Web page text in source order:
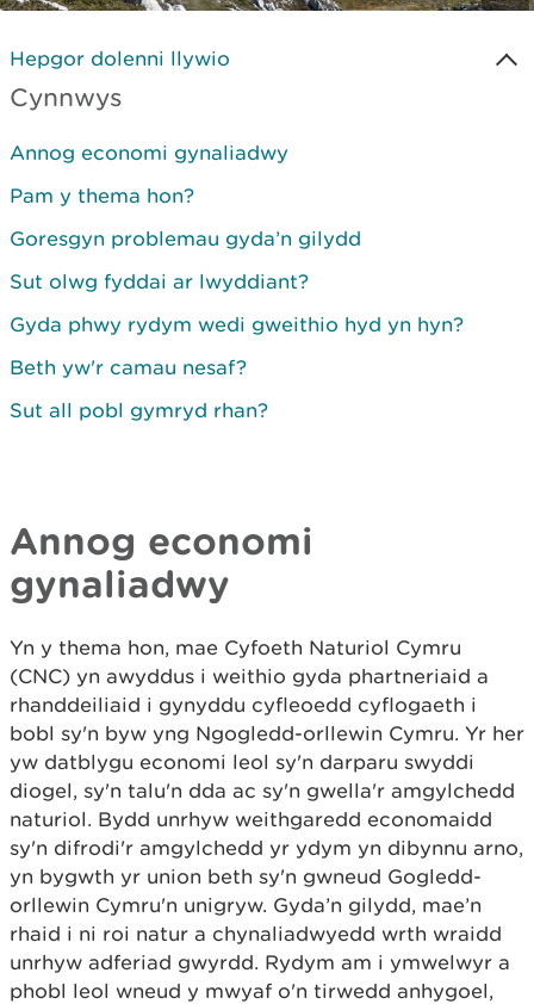
Hepgor dolenni llywio
Cynnwys
Annog economi gynaliadwy
Pam y thema hon?
Goresgyn problemau gyda’n gilydd
Sut olwg fyddai ar lwyddiant?
Gyda phwy rydym wedi gweithio hyd yn hyn?
Beth yw'r camau nesaf?
Sut all pobl gymryd rhan?
Annog economi
gynaliadwy
Yn y thema hon, mae Cyfoeth Naturiol Cymru
(CNC) yn awyddus i weithio gyda phartneriaid a
rhanddeiliaid i gynyddu cyfleoedd cyflogaeth i
bobl sy'n byw yng Ngogledd-orllewin Cymru. Yr her
yw datblygu economi leol sy'n darparu swyddi
diogel, sy'n talu'n dda ac sy'n gwella'r amgylchedd
naturiol. Bydd unrhyw weithgaredd economaidd
sy'n difrodi'r amgylchedd yr ydym yn dibynnu arno,
yn bygwth yr union beth sy'n gwneud Gogledd-
orllewin Cymru'n unigryw. Gyda’n gilydd, mae’n
rhaid i ni roi natur a chynaliadwyedd wrth wraidd
unrhyw adferiad gwyrdd. Rydym am i ymwelwyr a
phobl leol wneud y mwyaf o'n tirwedd anhygoel,